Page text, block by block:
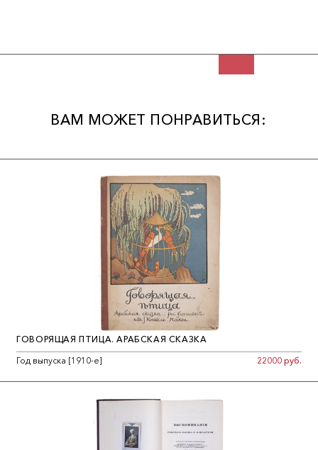
Аллилуевой, прозе Марины Цветаевой, Илье Эренбурге,
лет автором был издано продолжение сборника - «Одвуконь.
ВАМ МОЖЕТ ПОНРАВИТЬСЯ:
ГОВОРЯЩАЯ ПТИЦА. АРАБСКАЯ СКАЗКА
Год выпуска [1910-е]
22000 руб.